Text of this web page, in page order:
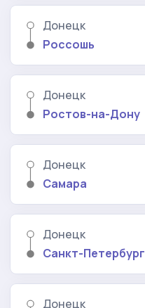
Донецк
Россошь
Донецк
Ростов-на-Дону
Донецк
Самара
Донецк
Санкт-Петербург
Донецк